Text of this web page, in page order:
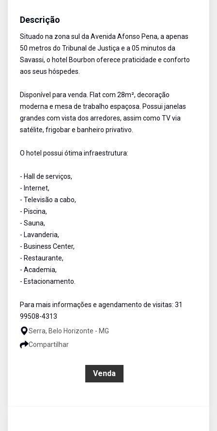
Descrição
Situado na zona sul da Avenida Afonso Pena, a apenas
50 metros do Tribunal de Justiça e a 05 minutos da
Savassi, o hotel Bourbon oferece praticidade e conforto
aos seus hóspedes.
Disponível para venda. Flat com 28m², decoração
moderna e mesa de trabalho espaçosa. Possui janelas
grandes com vista dos arredores, assim como TV via
satélite, frigobar e banheiro privativo.
O hotel possui ótima infraestrutura:
- Hall de serviços,
- Internet,
- Televisão a cabo,
- Piscina,
- Sauna,
- Lavanderia,
- Business Center,
- Restaurante,
- Academia,
- Estacionamento.
Para mais informações e agendamento de visitas: 31
99508-4313
Serra, Belo Horizonte - MG
Compartilhar
Venda